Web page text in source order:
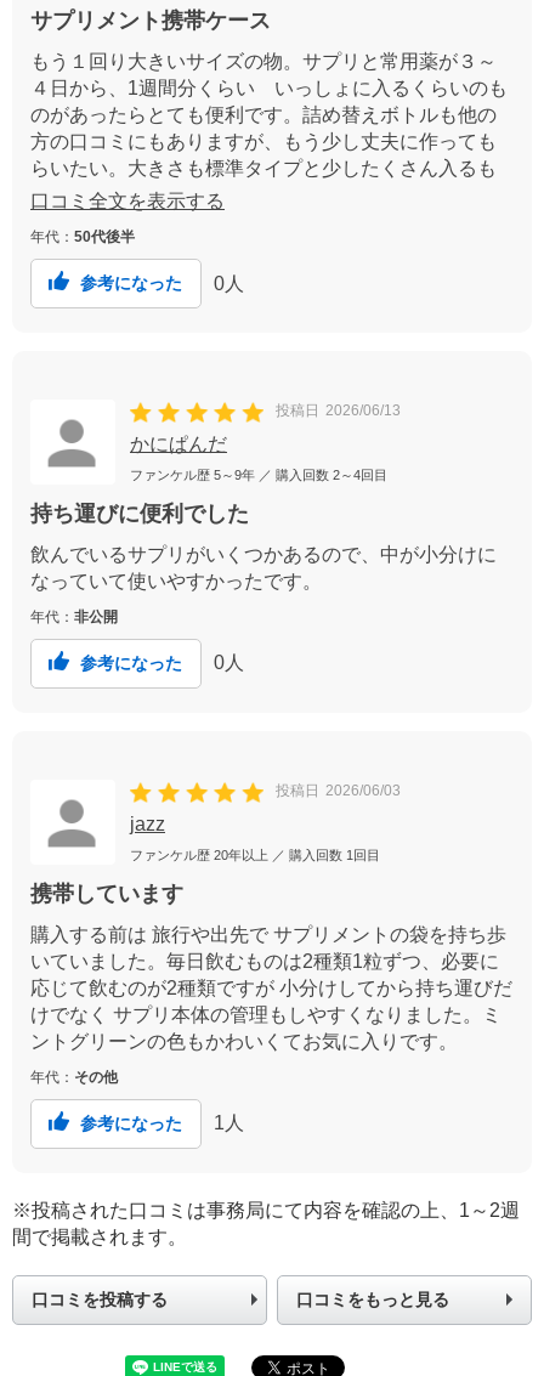
サプリメント携帯ケース
もう１回り大きいサイズの物。サプリと常用薬が３～
４日から、1週間分くらい いっしょに入るくらいのも
のがあったらとても便利です。詰め替えボトルも他の
方の口コミにもありますが、もう少し丈夫に作っても
らいたい。大きさも標準タイプと少したくさん入るも
のと２種類くらいあったら便利だと思う。よろしくお
口コミ全文を表示する
年代： 50代後半
参考になった 0 人
投稿日 2026/06/13
かにぱんだ
ファンケル歴 5～9年 ／ 購入回数 2～4回目
持ち運びに便利でした
飲んでいるサプリがいくつかあるので、中が小分けに
なっていて使いやすかったです。
年代： 非公開
参考になった 0人
投稿日 2026/06/03
jazz
ファンケル歴 20年以上 ／ 購入回数 1回目
携帯しています
購入する前は 旅行や出先で サプリメントの袋を持ち歩
いていました。毎日飲むものは2種類1粒ずつ、必要に
応じて飲むのが2種類ですが 小分けしてから持ち運びだ
けでなく サプリ本体の管理もしやすくなりました。ミ
ントグリーンの色もかわいくてお気に入りです。
年代： その他
参考になった 1 人
※投稿された口コミは事務局にて内容を確認の上、1～2週
間で掲載されます。
口コミを投稿する 口コミをもっと見る